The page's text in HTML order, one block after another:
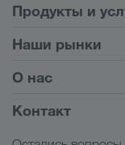
Продукты и
Автомобильные
Клиентский
Цифровые
Наши рынки
Европа
Кавказ
О нас
Информация о
Контакт